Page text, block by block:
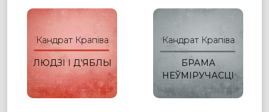
Кандрат Крапіва
ЛЮДЗІ І Д’ЯБЛЫ
Кандрат Крапіва
БРАМА
НЕЎМІРУЧАСЦІ